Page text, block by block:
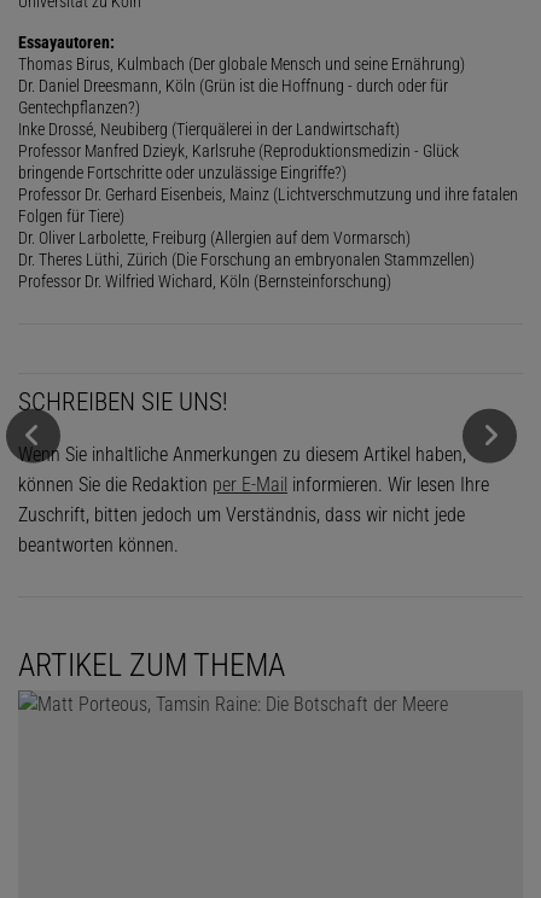
Essayautoren:
Thomas Birus, Kulmbach (Der globale Mensch und seine Ernährung)
Dr. Daniel Dreesmann, Köln (Grün ist die Hoffnung - durch oder für
Gentechpflanzen?)
Inke Drossé, Neubiberg (Tierquälerei in der Landwirtschaft)
Professor Manfred Dzieyk, Karlsruhe (Reproduktionsmedizin - Glück
bringende Fortschritte oder unzulässige Eingriffe?)
Professor Dr. Gerhard Eisenbeis, Mainz (Lichtverschmutzung und ihre fatalen
Folgen für Tiere)
Dr. Oliver Larbolette, Freiburg (Allergien auf dem Vormarsch)
Dr. Theres Lüthi, Zürich (Die Forschung an embryonalen Stammzellen)
Professor Dr. Wilfried Wichard, Köln (Bernsteinforschung)
SCHREIBEN SIE UNS!
Wenn Sie inhaltliche Anmerkungen zu diesem Artikel haben,
können Sie die Redaktion per E-Mail informieren. Wir lesen Ihre
Zuschrift, bitten jedoch um Verständnis, dass wir nicht jede
beantworten können.
ARTIKEL ZUM THEMA